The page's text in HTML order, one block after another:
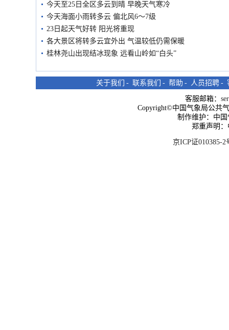
今天至25日全区多云到晴 早晚天气寒冷
今天海面小雨转多云 偏北风6～7级
23日起天气好转 阳光将重现
各大景区将转多云宜外出 气温较低仍需保暖
桂林尧山出现结冰现象 远看山岭如“白头”
关于我们 - 联系我们 - 帮助 - 人员招聘 -
客服邮箱：
Copyright©中国气象局公共
制作维护：中
郑重声明
京ICP证010385-2